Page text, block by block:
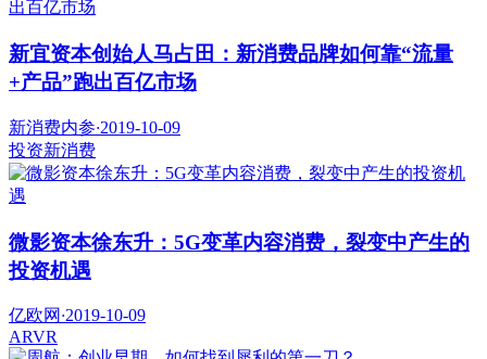
新宜资本创始人马占田：新消费品牌如何靠“流量
+产品”跑出百亿市场
新消费内参·2019-10-09
投资新消费
微影资本徐东升：5G变革内容消费，裂变中产生的
投资机遇
亿欧网 ·2019-10-09
ARVR